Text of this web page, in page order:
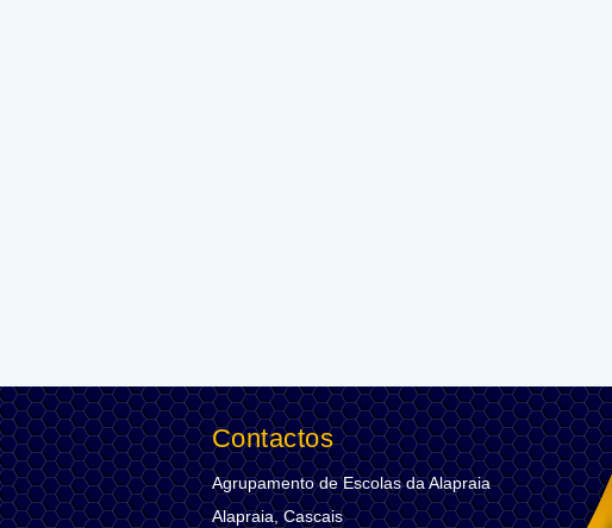
Contactos
Agrupamento de Escolas da Alapraia
Alapraia, Cascais